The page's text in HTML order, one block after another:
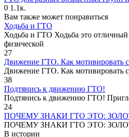
0 1.1к.
Вам также может понравиться
Ходьба и ГТО
Ходьба и ГТО Ходьба это
физической
27
Движение ГТО. Как мотивировать
Движение ГТО. Как мотивировать
38
Подтянись к движению ГТО!
Подтянись к движению ГТО!
24
ПОЧЕМУ ЗНАКИ ГТО ЭТО:
ПОЧЕМУ ЗНАКИ ГТО ЭТО:
В истории